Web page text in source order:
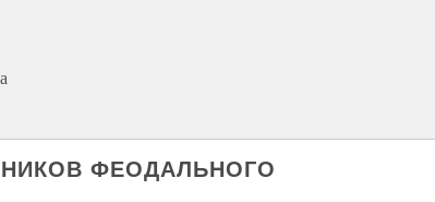
ФЕОДАЛЬНОГО